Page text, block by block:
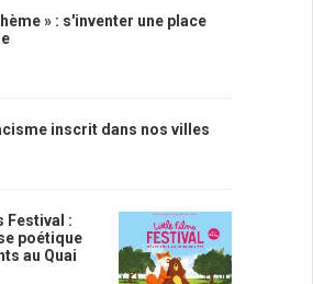
» : s'inventer une place
inscrit dans nos villes
Festival :
poétique
au Quai